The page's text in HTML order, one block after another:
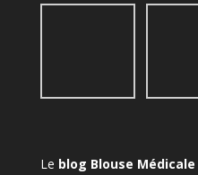
Le blog Blouse Médicale